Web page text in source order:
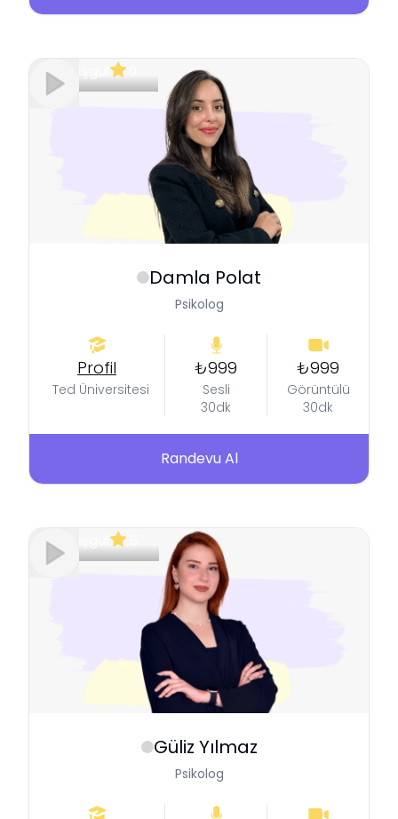
Damla Polat
Psikolog
Profil
Ted Üniversitesi
₺999
Sesli
30dk
₺999
Görüntülü
30dk
Randevu Al
Güliz Yılmaz
Psikolog